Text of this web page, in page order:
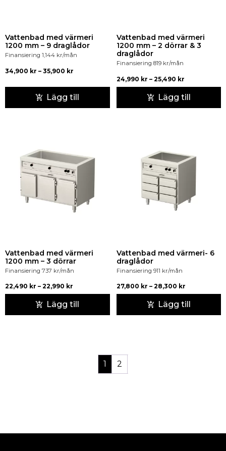
Vattenbad med värmeri
1200 mm – 9 draglådor
Finansiering 1,144 kr/mån
34,900 kr – 35,900 kr
Lägg till
Vattenbad med värmeri
1200 mm – 2 dörrar & 3
draglådor
Finansiering 819 kr/mån
24,990 kr – 25,490 kr
Lägg till
Vattenbad med värmeri
1200 mm – 3 dörrar
Finansiering 737 kr/mån
22,490 kr – 22,990 kr
Lägg till
Vattenbad med värmeri- 6
draglådor
Finansiering 911 kr/mån
27,800 kr – 28,300 kr
Lägg till
1 2